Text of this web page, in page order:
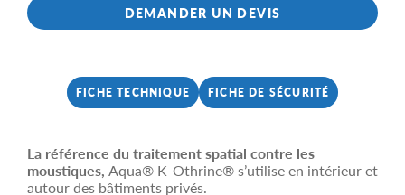
DEMANDER UN DEVIS
FICHE TECHNIQUE FICHE DE SÉCURITÉ
La référence du traitement spatial contre les
moustiques, Aqua® K-Othrine® s’utilise en intérieur et
autour des bâtiments privés.